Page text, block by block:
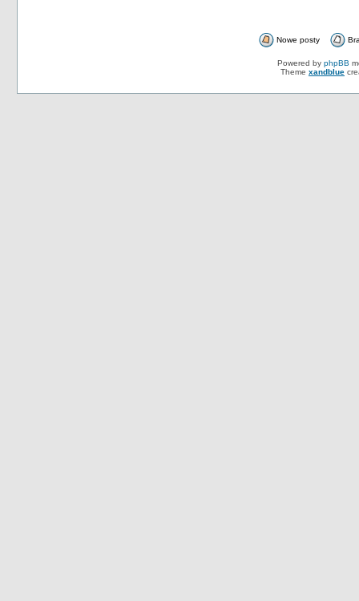
Nowe posty
Powered by phpBB
Theme xandblue